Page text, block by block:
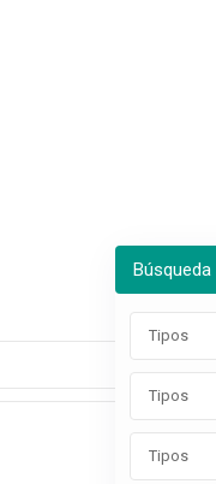
Tipos
Tipos
Tipos